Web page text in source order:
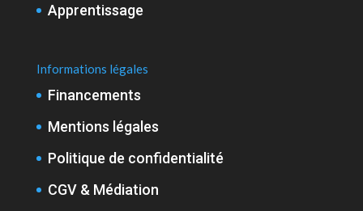
Apprentissage
Informations légales
Financements
Mentions légales
Politique de confidentialité
CGV & Médiation